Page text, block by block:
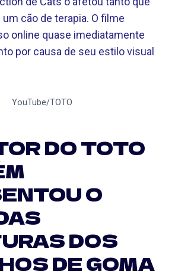
cão de terapia. O filme
online quase imediatamente
por causa de seu estilo visual
YouTube/TOTO
DO TOTO
O
DOS
DE GOMA